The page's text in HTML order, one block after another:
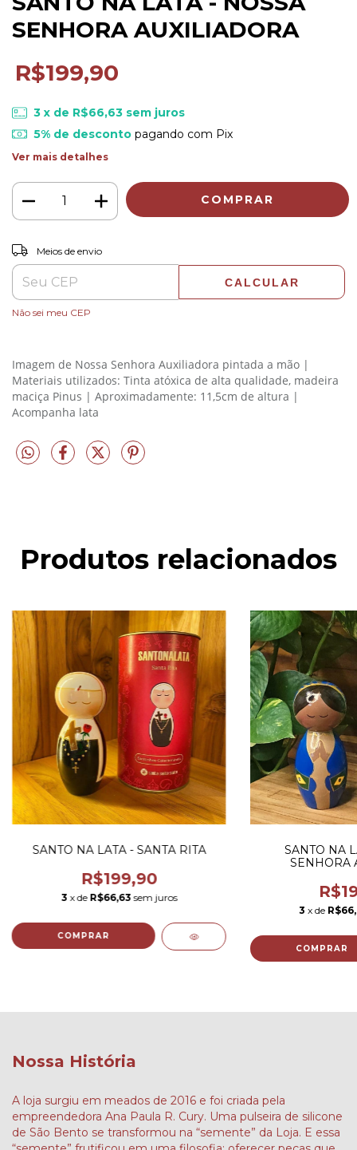
SENHORA AUXILIADORA
R$199,90
3 x de R$66,63 sem juros
5% de descontopagando com Pix
Ver mais detalhes
Entregas para o CEP:
Meios de envio
CALCULAR
Não sei meu CEP
Imagem de Nossa Senhora Auxiliadora pintada a mão |
Materiais utilizados: Tinta atóxica de alta qualidade, madeira
maciça Pinus | Aproximadamente: 11,5cm de altura |
Acompanha lata
Produtos relacionados
SANTO NA LATA - SANTA RITA
R$199,90
3 x de R$66,63 sem juros
SANTO NA
SENHORA
3 x de
Nossa História
A loja surgiu em meados de 2016 e foi criada pela
empreendedora Ana Paula R. Cury. Uma pulseira de silicone
de São Bento se transformou na “semente” da Loja. E essa